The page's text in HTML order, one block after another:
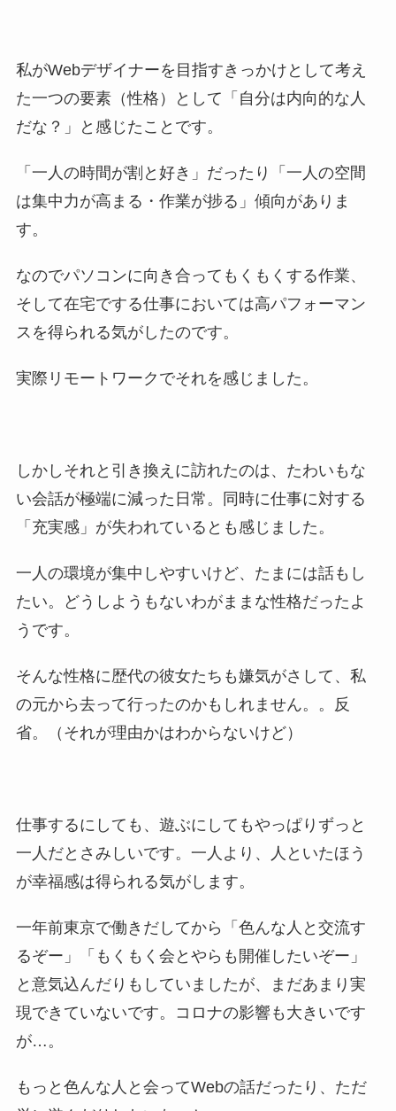
私がWebデザイナーを目指すきっかけとして考え
た一つの要素（性格）として「自分は内向的な人
だな？」と感じたことです。
「一人の時間が割と好き」だったり「一人の空間
は集中力が高まる・作業が捗る」傾向がありま
す。
なのでパソコンに向き合ってもくもくする作業、
そして在宅でする仕事においては高パフォーマン
スを得られる気がしたのです。
実際リモートワークでそれを感じました。
しかしそれと引き換えに訪れたのは、たわいもな
い会話が極端に減った日常。同時に仕事に対する
「充実感」が失われているとも感じました。
一人の環境が集中しやすいけど、たまには話もし
たい。どうしようもないわがままな性格だったよ
うです。
そんな性格に歴代の彼女たちも嫌気がさして、私
の元から去って行ったのかもしれません。。反
省。（それが理由かはわからないけど）
仕事するにしても、遊ぶにしてもやっぱりずっと
一人だとさみしいです。一人より、人といたほう
が幸福感は得られる気がします。
一年前東京で働きだしてから「色んな人と交流す
るぞー」「もくもく会とやらも開催したいぞー」
と意気込んだりもしていましたが、まだあまり実
現できていないです。コロナの影響も大きいです
が…。
もっと色んな人と会ってWebの話だったり、ただ